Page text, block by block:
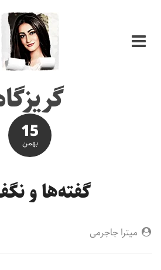
15
بهمن
گفته‌ها و
میترا جاجرمی